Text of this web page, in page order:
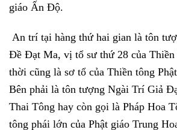
giáo Ấn Độ.
An trí tại hàng thứ hai gian là tôn
Đề Đạt Ma, vị tổ sư thứ 28 của
thời cũng là sơ tổ của Thiền tông
Bên phải là tôn tượng Ngài Trí Giả
Thai Tông hay còn gọi là Pháp Hoa
tông phái lớn của Phật giáo Trung